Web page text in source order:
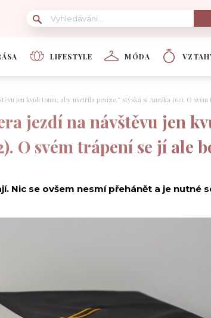
LIFESTYLE MÓDA
jen kvůli tomu, aby ušetřila peníze,“ stýská si Anežka (62). O
jezdí na návštěvu jen
O svém trápení se jí ale
Nic se ovšem nesmí přehánět a je nutné